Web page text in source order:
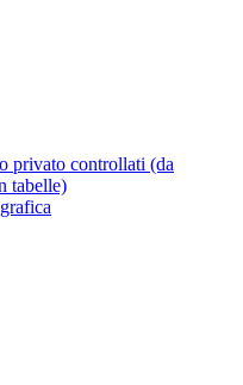
privato controllati (da
tabelle)